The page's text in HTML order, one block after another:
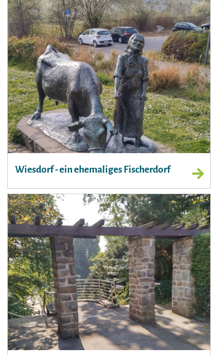
Wiesdorf - ein ehemaliges Fischerdorf